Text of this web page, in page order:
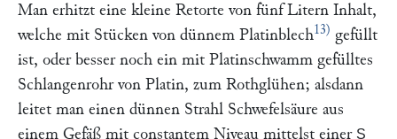
Man erhitzt eine kleine Retorte von fünf Litern Inhalt,
welche mit Stücken von dünnem Platinblech13) gefüllt
ist, oder besser noch ein mit Platinschwamm gefülltes
Schlangenrohr von Platin, zum Rothglühen; alsdann
leitet man einen dünnen Strahl Schwefelsäure aus
einem Gefäß mit constantem Niveau mittelst einer S